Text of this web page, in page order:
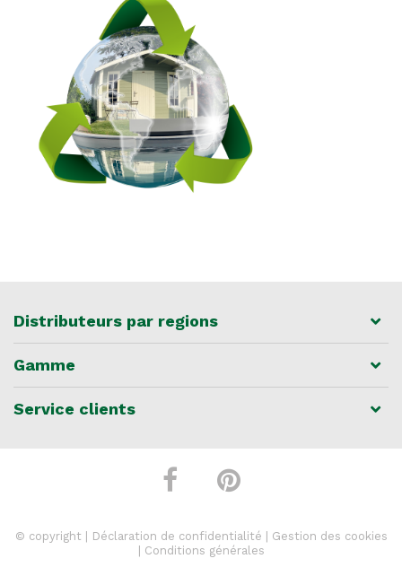
Distributeurs par regions
Gamme
Service clients
© copyright | Déclaration de confidentialité
Gestion des cookies
Conditions générales